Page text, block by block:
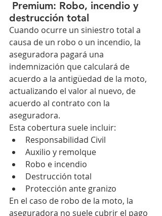
destrucción total
Cuando ocurre un siniestro total a
causa de un robo o un incendio, la
aseguradora pagará una
indemnización que calculará de
acuerdo a la antigüedad de la moto,
actualizando el valor al nuevo, de
acuerdo al contrato con la
aseguradora.
Esta cobertura suele incluir:
Responsabilidad Civil
Auxilio y remolque
Robo e incendio
Destrucción total
Protección ante granizo
En el caso de robo de la moto, la
aseguradora no suele cubrir el pago